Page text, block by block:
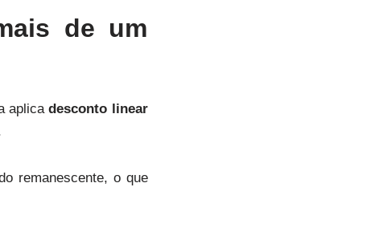
de um
aplicadesconto linear
remanescente, o que